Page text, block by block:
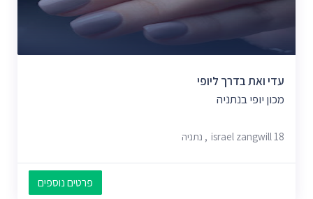
עדי ואת בדרך ליופי
מכון יופי בנתניה
israel zangwill 18, נתניה
פרטים נוספים